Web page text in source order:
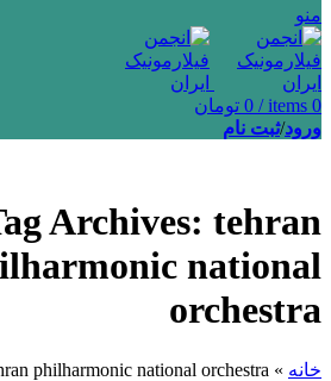
منو
0
items
/
0 تومان
ورود/ثبت نام
Archives: tehran
national
orchestra
خانه »
philharmonic national orchestra"